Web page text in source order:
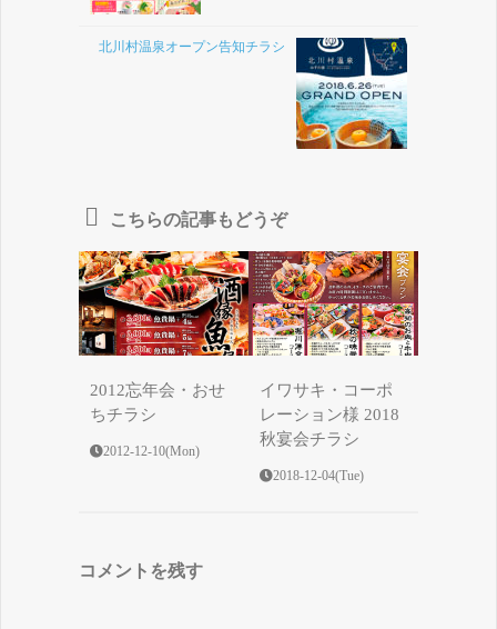
北川村温泉オープン告知チラシ
こちらの記事もどうぞ
2012忘年会・おせ
ちチラシ
2012-12-10(Mon)
イワサキ・コーポ
レーション様 2018
秋宴会チラシ
2018-12-04(Tue)
コメントを残す